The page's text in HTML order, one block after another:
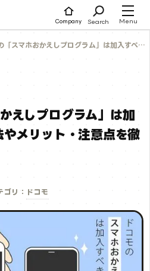
Company Search Menu
ホおかえしプログラム」は加入すべき？ 適用方法やメリット・注意点を徹底解説！
えしプログラム」は加
メリット・注意点を徹
ゴリ： ドコモ